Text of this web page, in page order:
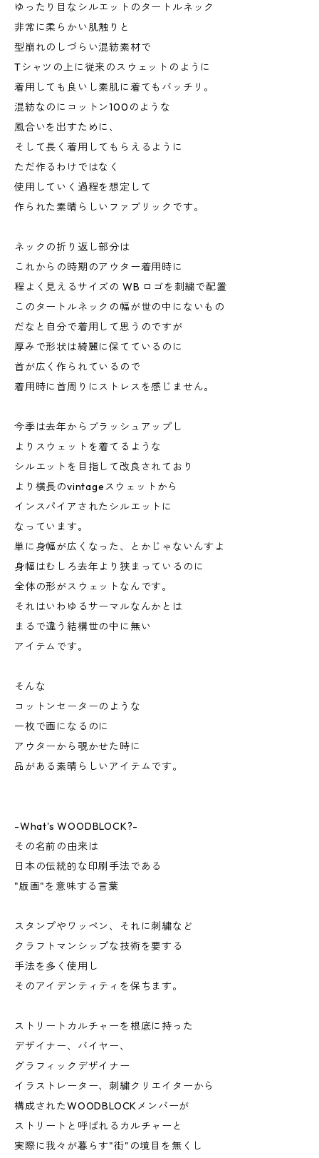
ゆったり目なシルエットのタートルネック
非常に柔らかい肌触りと
型崩れのしづらい混紡素材で
Tシャツの上に従来のスウェットのように
着用しても良いし素肌に着てもバッチリ。
混紡なのにコットン100のような
風合いを出すために、
そして長く着用してもらえるように
ただ作るわけではなく
使用していく過程を想定して
作られた素晴らしいファブリックです。
ネックの折り返し部分は
これからの時期のアウター着用時に
程よく見えるサイズの WB ロゴを刺繍で配置
このタートルネックの幅が世の中にないもの
だなと自分で着用して思うのですが
厚みで形状は綺麗に保てているのに
首が広く作られているので
着用時に首周りにストレスを感じません。
今季は去年からブラッシュアップし
よりスウェットを着てるような
シルエットを目指して改良されており
より横長のvintageスウェットから
インスパイアされたシルエットに
なっています。
単に身幅が広くなった、とかじゃないんすよ
身幅はむしろ去年より狭まっているのに
全体の形がスウェットなんです。
それはいわゆるサーマルなんかとは
まるで違う結構世の中に無い
アイテムです。
そんな
コットンセーターのような
一枚で画になるのに
アウターから覗かせた時に
品がある素晴らしいアイテムです。
-What's WOODBLOCK?-
その名前の由来は
日本の伝統的な印刷手法である
"版画"を意味する言葉
スタンプやワッペン、それに刺繍など
クラフトマンシップな技術を要する
手法を多く使用し
そのアイデンティティを保ちます。
ストリートカルチャーを根底に持った
デザイナー、バイヤー、
グラフィックデザイナー
イラストレーター、刺繍クリエイターから
構成されたWOODBLOCKメンバーが
ストリートと呼ばれるカルチャーと
実際に我々が暮らす"街"の境目を無くし